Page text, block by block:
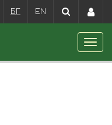
БГ EN